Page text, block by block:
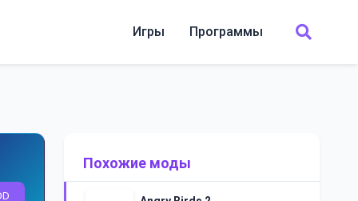
Игры Программы
Похожие моды